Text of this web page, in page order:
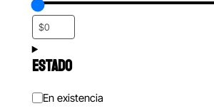
ESTADO
Estado
En existencia